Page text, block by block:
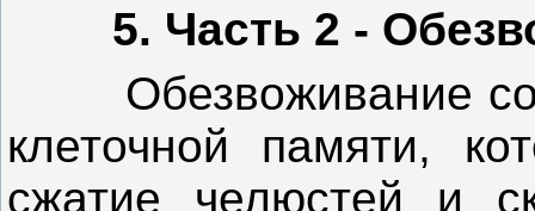
5. Часть 2 -
Обезвоживание
клеточной памяти,
сжатие челюстей и